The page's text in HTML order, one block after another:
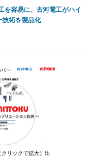
を容易に、古河電工がハイ
技術を製品化
リックで拡大）出